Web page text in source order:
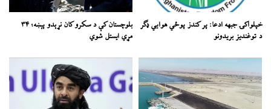
خپلواکۍ جبهه ادعا: پر کندز پوځي هوايي ډګر
د توغندیز بریدونو
بلوچستان کې د سکرو کان نړېدو پېښه؛ ۳۴
مړي ایستل شوي